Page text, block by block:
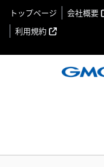
トップページ 会社概要
利用規約